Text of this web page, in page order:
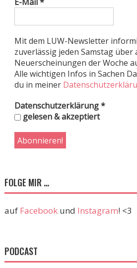
Mit dem LUW-Newsletter
zuverlässig jeden Samstag über
Neuerscheinungen der Woche
Alle wichtigen Infos in Sachen
du in meiner
Datenschutzerklärung*
gelesen & akzeptiert
FOLGE MIR …
auf Facebookund Instagram! <3
PODCAST